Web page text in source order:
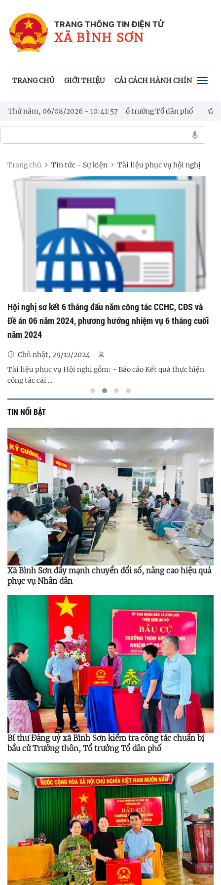
TRANG THÔNG TIN ĐIỆN TỬ
XÃ BÌNH SƠN
TRANG CHỦ GIỚI THIỆU CẢI CÁCH HÀNH CHÍNH
Thứ năm, 06/08/2026 - 10:41:58
bị bầu cử Trưởng thôn, Tổ trưởng Tổ dân phố
Chủ tịch
công nghệ, đổi mới sáng tạo và chuyển đổi số
Trang chủ Tin tức - Sự kiện Tài liệu phục vụ hội nghị
Hội nghị sơ kết 6 tháng đấu năm công tác CCHC, CĐS và
Đề án 06 năm 2024, phương hướng nhiệm vụ 6 tháng cuối
năm 2024
Chủ nhật, 29/12/2024
Tài liệu phục vụ Hội nghị gồm: - Báo cáo Kết quả thực hiện
công tác cải ...
TIN NỔI BẬT
Xã Bình Sơn đẩy mạnh chuyển đổi số, nâng cao hiệu quả
phục vụ Nhân dân
Bí thư Đảng uỷ xã Bình Sơn kiểm tra công tác chuẩn bị
bầu cử Trưởng thôn, Tổ trưởng Tổ dân phố